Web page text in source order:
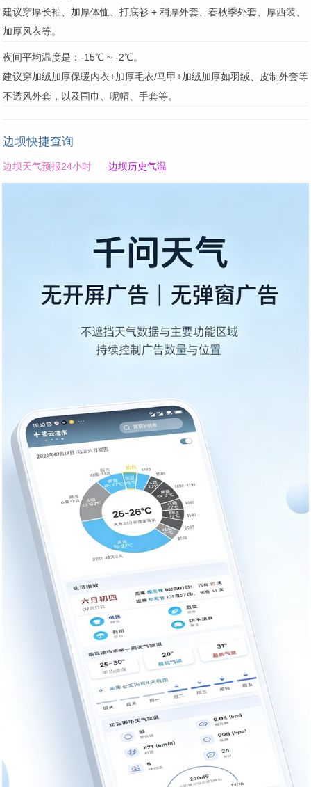
建议穿厚长袖、加厚体恤、打底衫 + 稍厚外套、春秋季外套、厚西装、
加厚风衣等。
夜间平均温度是：-15℃ ~ -2℃。
建议穿加绒加厚保暖内衣+加厚毛衣/马甲+加绒加厚如羽绒、皮制外套等
不透风外套，以及围巾、呢帽、手套等。
边坝快捷查询
边坝天气预报24小时 边坝历史气温